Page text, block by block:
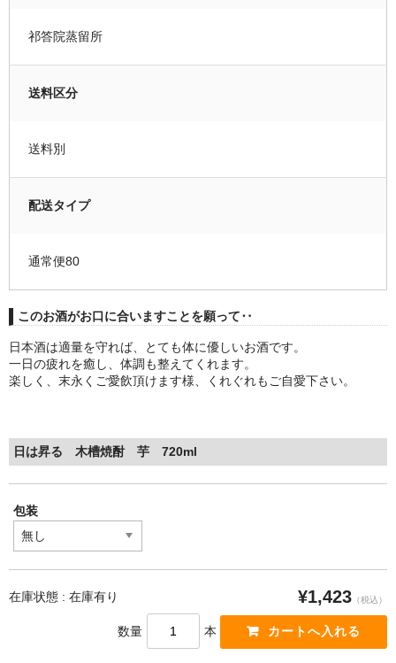
祁答院蒸留所
送料区分
送料別
配送タイプ
通常便80
このお酒がお口に合いますことを願って‥
日本酒は適量を守れば、とても体に優しいお酒です。
一日の疲れを癒し、体調も整えてくれます。
楽しく、末永くご愛飲頂けます様、くれぐれもご自愛下さい。
日は昇る 木槽焼酎 芋 720ml
包装
在庫状態 : 在庫有り ¥1,423 （税込）
数量 本